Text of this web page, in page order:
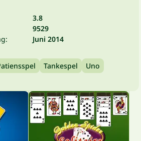
3.8
9529
Juni 2014
Tankespel Uno